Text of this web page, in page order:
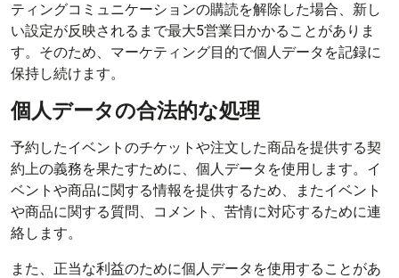
ティングコミュニケーションの購読を解除した場合、新し
い設定が反映されるまで最大5営業日かかることがありま
す。そのため、マーケティング目的で個人データを記録に
保持し続けます。
個人データの合法的な処理
予約したイベントのチケットや注文した商品を提供する契
約上の義務を果たすために、個人データを使用します。イ
ベントや商品に関する情報を提供するため、またイベント
や商品に関する質問、コメント、苦情に対応するために連
絡します。
また、正当な利益のために個人データを使用することがあ